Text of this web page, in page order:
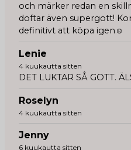
och märker redan en
doftar även supergott!
definitivt att köpa igen☺️
Lenie
4 kuukautta sitten
DET LUKTAR SÅ GOTT.
Roselyn
4 kuukautta sitten
Jenny
6 kuukautta sitten